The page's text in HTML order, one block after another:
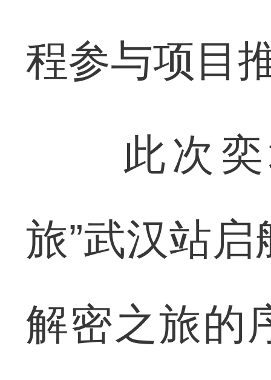
程参与项目
此次奕
旅”武汉站
解密之旅的